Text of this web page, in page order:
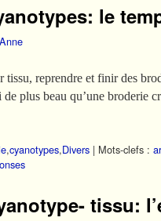
le
Anne
tissu, reprendre et finir des
plus beau qu’une broderie
,cyanotypes,Divers | Mots-clefs :
tissu: